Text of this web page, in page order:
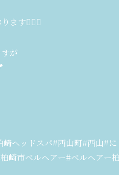
ます🙇‍♀️✨
が
ヘッドスパ#西山町#西山#
崎市ベルヘアー#ベルヘアー